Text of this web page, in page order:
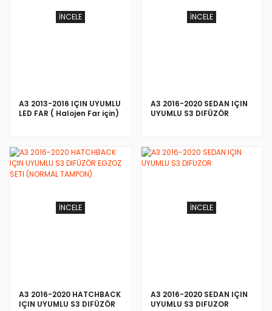
İNCELE
A3 2013-2016 IÇIN UYUMLU
LED FAR ( Halojen Far için)
İNCELE
A3 2016-2020 SEDAN IÇIN
UYUMLU S3 DIFÜZÖR
İNCELE
A3 2016-2020 HATCHBACK
IÇIN UYUMLU S3 DIFÜZÖR
İNCELE
A3 2016-2020 SEDAN IÇIN
UYUMLU S3 DIFUZOR